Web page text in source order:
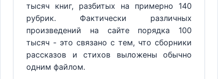
тысяч книг, разбитых на примерно 140
рубрик. Фактически различных
произведений на сайте порядка 100
тысяч - это связано с тем, что сборники
рассказов и стихов выложены обычно
одним файлом.